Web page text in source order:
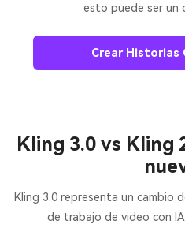
esto puede ser un
Crear Historias
Kling 3.0 vs Kling
Kling 3.0 representa un cambio
de trabajo de video con
Empieza